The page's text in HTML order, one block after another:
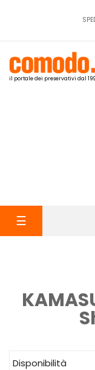
il portale dei preservativi dal
navigazione
☰
Disponibilità